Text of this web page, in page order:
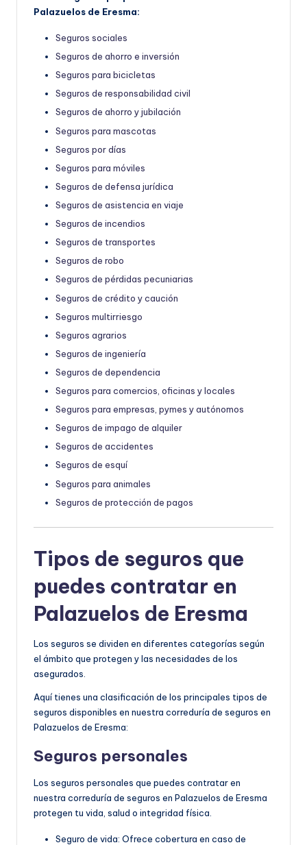
Palazuelos de Eresma:
Seguros sociales
Seguros de ahorro e inversión
Seguros para bicicletas
Seguros de responsabilidad civil
Seguros de ahorro y jubilación
Seguros para mascotas
Seguros por días
Seguros para móviles
Seguros de defensa jurídica
Seguros de asistencia en viaje
Seguros de incendios
Seguros de transportes
Seguros de robo
Seguros de pérdidas pecuniarias
Seguros de crédito y caución
Seguros multirriesgo
Seguros agrarios
Seguros de ingeniería
Seguros de dependencia
Seguros para comercios, oficinas y locales
Seguros para empresas, pymes y autónomos
Seguros de impago de alquiler
Seguros de accidentes
Seguros de esquí
Seguros para animales
Seguros de protección de pagos
Tipos de seguros que
puedes contratar en
Palazuelos de Eresma
Los seguros se dividen en diferentes categorías según
el ámbito que protegen y las necesidades de los
asegurados.
Aquí tienes una clasificación de los principales tipos de
seguros disponibles en nuestra correduría de seguros en
Palazuelos de Eresma:
Seguros personales
Los seguros personales que puedes contratar en
nuestra correduría de seguros en Palazuelos de Eresma
protegen tu vida, salud o integridad física.
Seguro de vida: Ofrece cobertura en caso de